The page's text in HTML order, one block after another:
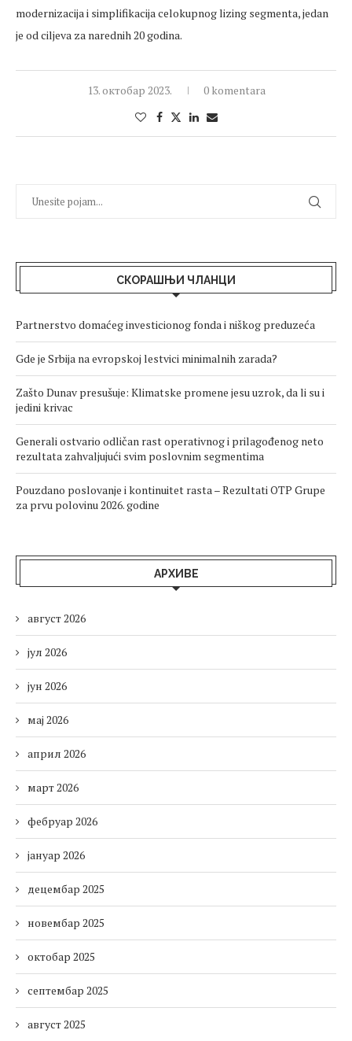
modernizacija i simplifikacija celokupnog lizing segmenta, jedan
je od ciljeva za narednih 20 godina.
13. октобар 2023. 0 komentara
СКОРАШЊИ ЧЛАНЦИ
Partnerstvo domaćeg investicionog fonda i niškog preduzeća
Gde je Srbija na evropskoj lestvici minimalnih zarada?
Zašto Dunav presušuje: Klimatske promene jesu uzrok, da li su i
jedini krivac
Generali ostvario odličan rast operativnog i prilagođenog neto
rezultata zahvaljujući svim poslovnim segmentima
Pouzdano poslovanje i kontinuitet rasta – Rezultati OTP Grupe
za prvu polovinu 2026. godine
АРХИВЕ
август 2026
јул 2026
јун 2026
мај 2026
април 2026
март 2026
фебруар 2026
јануар 2026
децембар 2025
новембар 2025
октобар 2025
септембар 2025
август 2025